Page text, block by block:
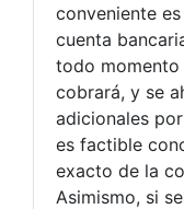
conveniente
cuenta
todo momento
cobrará, y se
adicionales
es factible
exacto de la
Asimismo, si